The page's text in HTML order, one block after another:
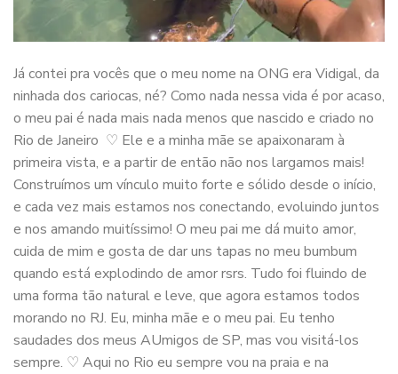
Já contei pra vocês que o meu nome na ONG era Vidigal, da
ninhada dos cariocas, né? Como nada nessa vida é por acaso,
o meu pai é nada mais nada menos que nascido e criado no
Rio de Janeiro ♡ Ele e a minha mãe se apaixonaram à
primeira vista, e a partir de então não nos largamos mais!
Construímos um vínculo muito forte e sólido desde o início,
e cada vez mais estamos nos conectando, evoluindo juntos
e nos amando muitíssimo! O meu pai me dá muito amor,
cuida de mim e gosta de dar uns tapas no meu bumbum
quando está explodindo de amor rsrs. Tudo foi fluindo de
uma forma tão natural e leve, que agora estamos todos
morando no RJ. Eu, minha mãe e o meu pai. Eu tenho
saudades dos meus AUmigos de SP, mas vou visitá-los
sempre. ♡ Aqui no Rio eu sempre vou na praia e na